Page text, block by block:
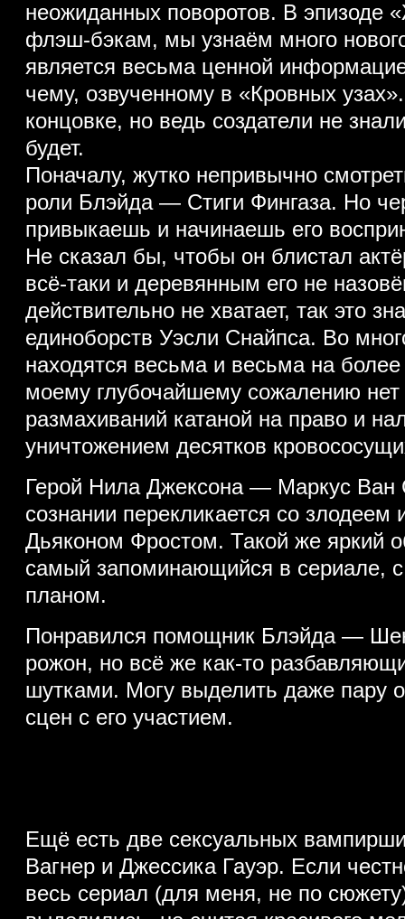
неожиданных поворотов. В эпизоде
флэш-бэкам, мы узнаём много
является весьма ценной
чему, озвученному в «Кровных
концовке, но ведь создатели не
будет.
Поначалу, жутко непривычно
роли Блэйда — Стиги Фингаза. Но
привыкаешь и начинаешь его
Не сказал бы, чтобы он блистал
всё-таки и деревянным его не
действительно не хватает, так это
единоборств Уэсли Снайпса. Во
находятся весьма и весьма на
моему глубочайшему сожалению
размахиваний катаной на право и
уничтожением десятков
Герой Нила Джексона — Маркус
сознании перекликается со злодеем
Дьяконом Фростом. Такой же яркий
самый запоминающийся в сериале,
планом.
Понравился помощник Блэйда —
рожон, но всё же как-то
шутками. Могу выделить даже пару
сцен с его участием.
Ещё есть две сексуальных
Вагнер и Джессика Гауэр. Если
весь сериал (для меня, не по